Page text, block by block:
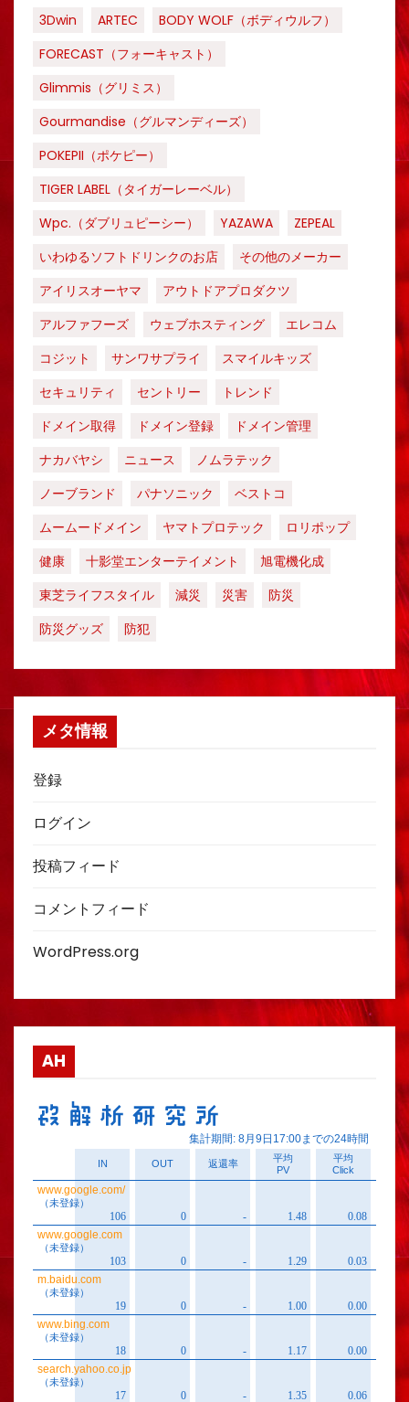
3Dwin ARTEC
BODY WOLF（ボディウルフ）
FORECAST（フォーキャスト）
Glimmis（グリミス）
Gourmandise（グルマンディーズ）
POKEPII（ポケピー）
TIGER LABEL（タイガーレーベル）
Wpc.（ダブリュピーシー）
YAZAWA
ZEPEAL
いわゆるソフトドリンクのお店
その他のメーカー
アイリスオーヤマ
アウトドアプロダクツ
アルファフーズ
ウェブホスティング
エレコム
コジット
サンワサプライ
スマイルキッズ
セキュリティ
セントリー
トレンド
ドメイン取得
ドメイン登録
ドメイン管理
ナカバヤシ
ニュース
ノムラテック
ノーブランド
パナソニック
ベストコ
ムームードメイン
ヤマトプロテック
ロリポップ
健康
十影堂エンターテイメント
旭電機化成
東芝ライフスタイル
減災 災害
防災
防災グッズ
防犯
メタ情報
登録
ログイン
投稿フィード
コメントフィード
WordPress.org
AH